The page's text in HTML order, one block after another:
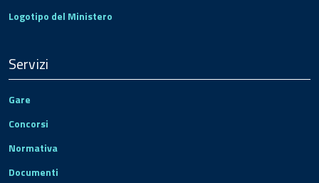
Logotipo del Ministero
Servizi
Gare
Concorsi
Normativa
Documenti